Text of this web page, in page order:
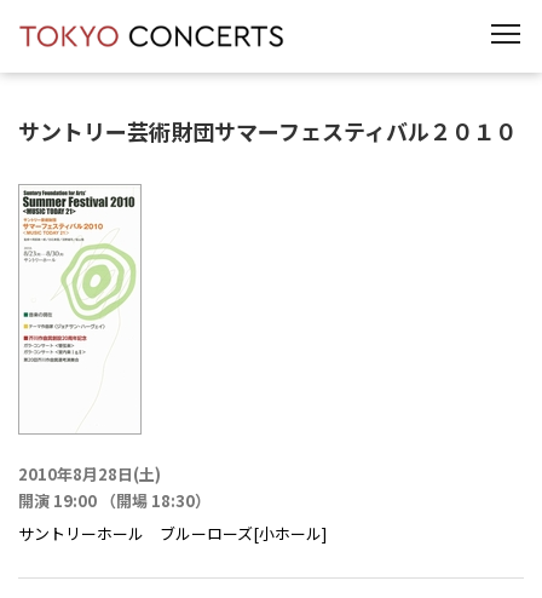
t
o
e
n
サントリー芸術財団サマーフェスティバル２０１０
2010年8月28日(土)
開演 19:00 （開場 18:30）
サントリーホール ブルーローズ[小ホール]